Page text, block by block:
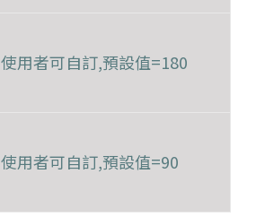
使用者可自訂,預設值=180
使用者可自訂,預設值=90